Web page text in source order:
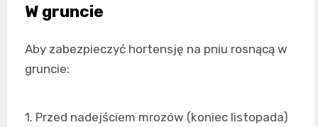
W gruncie
Aby zabezpieczyć hortensję na pniu rosnącą w
gruncie:
1. Przed nadejściem mrozów (koniec listopada)